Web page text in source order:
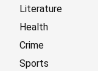
Literature
Health
Crime
Sports